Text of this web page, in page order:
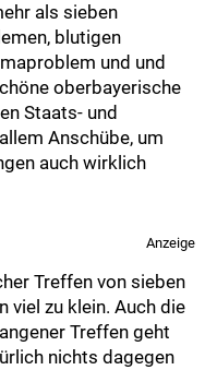
als sieben
blutigen
und und
oberbayerische
Staats- und
Anschübe, um
auch wirklich
Anzeige
Treffen von sieben
viel zu klein. Auch die
Treffen geht
nichts dagegen